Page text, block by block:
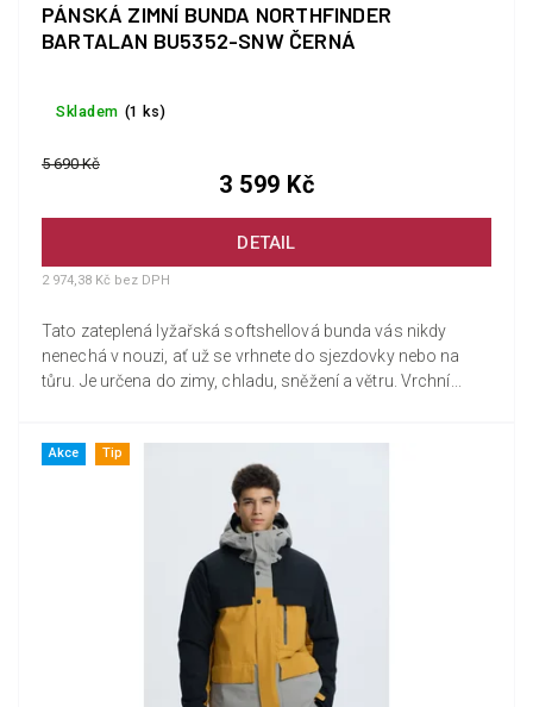
PÁNSKÁ ZIMNÍ BUNDA NORTHFINDER
BARTALAN BU5352-SNW ČERNÁ
Skladem (1 ks)
DETAIL
2 974,38 Kč bez DPH
5 690 Kč
3 599 Kč
Tato zateplená lyžařská softshellová bunda vás nikdy
nenechá v nouzi, ať už se vrhnete do sjezdovky nebo na
tůru. Je určena do zimy, chladu, sněžení a větru. Vrchní...
Akce Tip